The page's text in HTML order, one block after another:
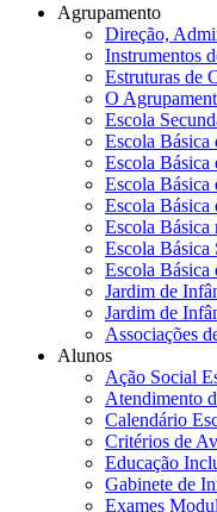
Agrupamento
Direção,
Instrumentos
Estruturas de
O
Escola
Escola Básica
Escola Básica
Escola Básica
Escola
Escola Básica
Escola Básica
Escola Básica
Jardim de
Jardim de
Associações
Alunos
Ação Social
Atendimento
Calendário
Critérios de
Educação
Gabinete de
Exames